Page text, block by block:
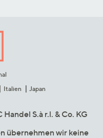
Italien Japan
S.à r.l. & Co. KG
übernehmen wir keine